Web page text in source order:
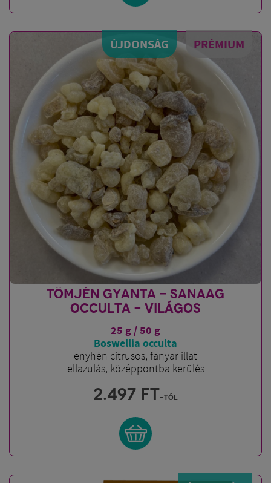
ÚJDONSÁG PRÉMIUM
TÖMJÉN GYANTA - SANAAG
OCCULTA - VILÁGOS
25 g / 50 g
Boswellia occulta
enyhén citrusos, fanyar illat
ellazulás, középpontba kerülés
2.497 FT-tól